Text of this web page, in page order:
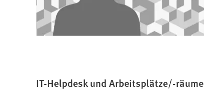
IT-Helpdesk und Arbeitsplätze/-räume